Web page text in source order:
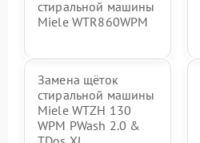
стиральной машины
Miele WTR860WPM
Замена щёток
стиральной машины
Miele WTZH 130
WPM PWash 2.0 &